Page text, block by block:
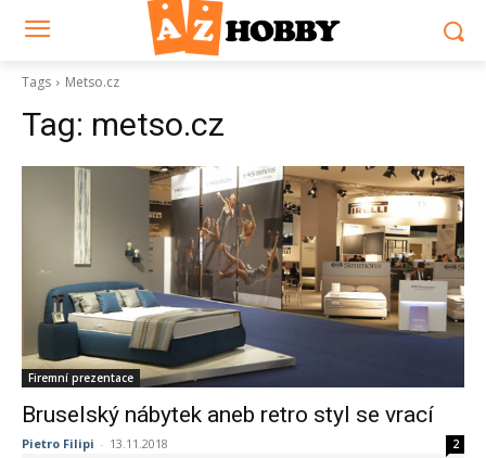
Tags Metso.cz
Tag: metso.cz
Firemní prezentace
Bruselský nábytek aneb retro styl se vrací
Pietro Filipi - 13.11.2018 2